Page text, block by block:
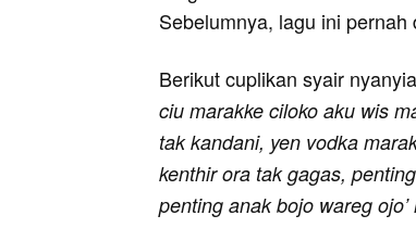
Sebelumnya, lagu ini
Berikut cuplikan syair
ciu marakke ciloko aku wis
tak kandani, yen vodka
kenthir ora tak gagas,
penting anak bojo wareg